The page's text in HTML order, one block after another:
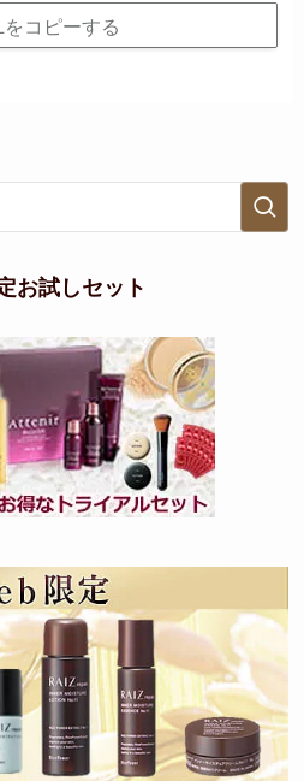
をコピーする
お試しセット